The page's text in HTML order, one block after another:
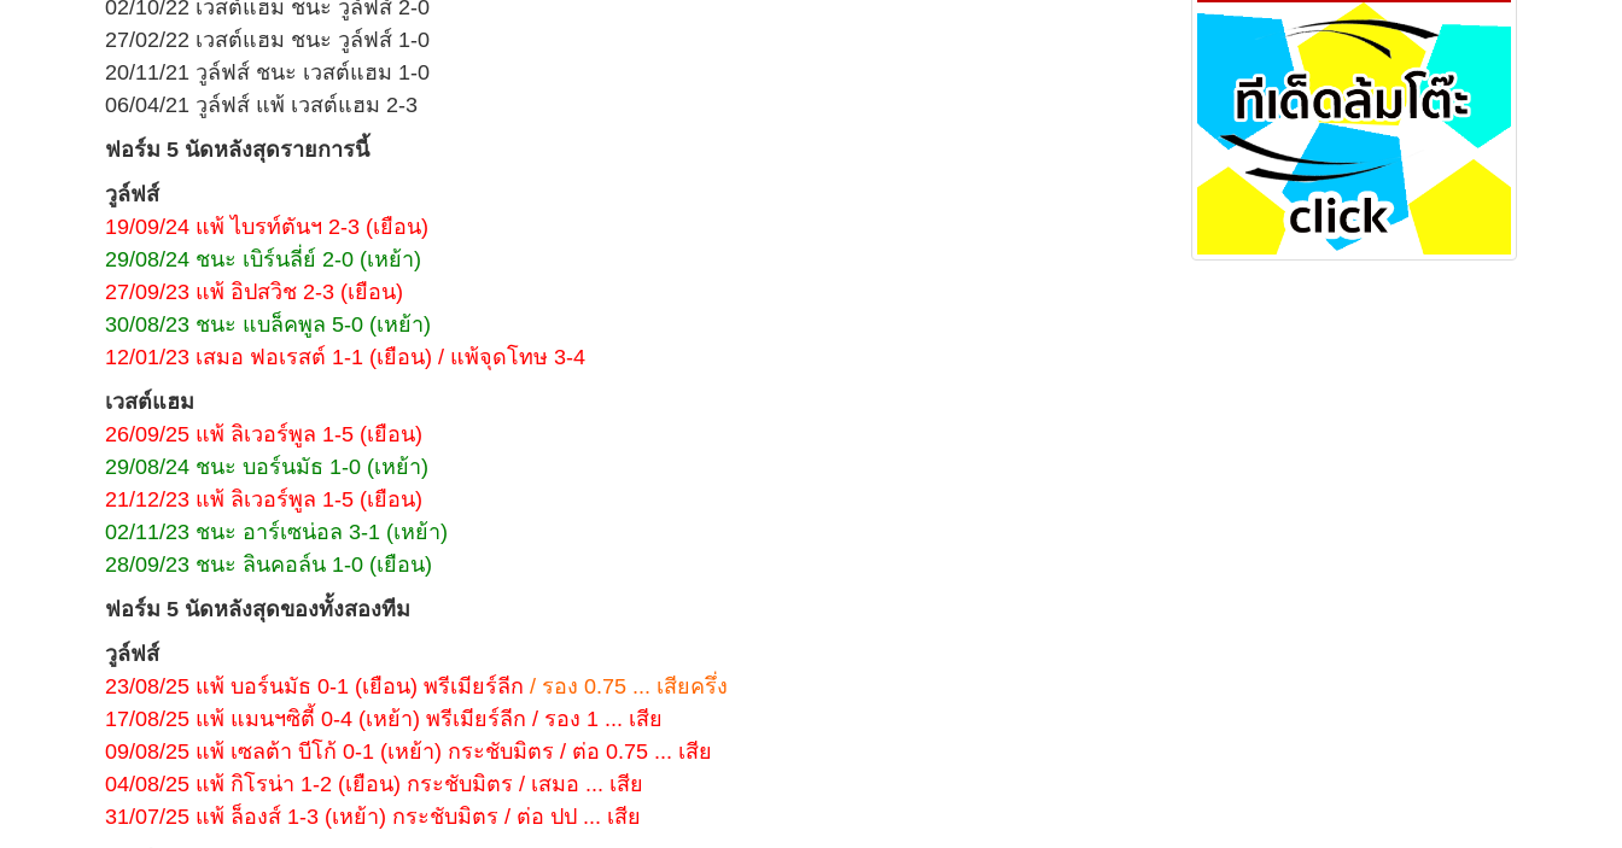
02/10/22 เวสต์แฮม ชนะ วูล์ฟส์ 2-0
27/02/22 เวสต์แฮม ชนะ วูล์ฟส์ 1-0
20/11/21 วูล์ฟส์ ชนะ เวสต์แฮม 1-0
06/04/21 วูล์ฟส์ แพ้ เวสต์แฮม 2-3
ฟอร์ม 5 นัดหลังสุดรายการนี้
วูล์ฟส์
19/09/24 แพ้ ไบรท์ตันฯ 2-3 (เยือน)
29/08/24 ชนะ เบิร์นลี่ย์ 2-0 (เหย้า)
27/09/23 แพ้ อิปสวิช 2-3 (เยือน)
30/08/23 ชนะ แบล็คพูล 5-0 (เหย้า)
12/01/23 เสมอ ฟอเรสต์ 1-1 (เยือน) / แพ้จุดโทษ 3-4
เวสต์แฮม
26/09/25 แพ้ ลิเวอร์พูล 1-5 (เยือน)
29/08/24 ชนะ บอร์นมัธ 1-0 (เหย้า)
21/12/23 แพ้ ลิเวอร์พูล 1-5 (เยือน)
02/11/23 ชนะ อาร์เซน่อล 3-1 (เหย้า)
28/09/23 ชนะ ลินคอล์น 1-0 (เยือน)
ฟอร์ม 5 นัดหลังสุดของทั้งสองทีม
วูล์ฟส์
23/08/25 แพ้ บอร์นมัธ 0-1 (เยือน) พรีเมียร์ลีก / รอง 0.75 ... เสียครึ่ง
17/08/25 แพ้ แมนฯซิตี้ 0-4 (เหย้า) พรีเมียร์ลีก / รอง 1 ... เสีย
09/08/25 แพ้ เซลต้า บีโก้ 0-1 (เหย้า) กระชับมิตร / ต่อ 0.75 ... เสีย
04/08/25 แพ้ กิโรน่า 1-2 (เยือน) กระชับมิตร / เสมอ ... เสีย
31/07/25 แพ้ ล็องส์ 1-3 (เหย้า) กระชับมิตร / ต่อ ปป ... เสีย